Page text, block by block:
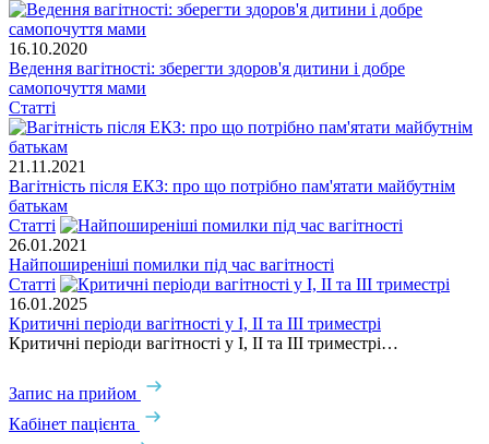
16.10.2020
Ведення вагітності: зберегти здоров'я дитини і добре
самопочуття мами
Статті
21.11.2021
Вагітність після ЕКЗ: про що потрібно пам'ятати майбутнім
батькам
Статті
26.01.2021
Найпоширеніші помилки під час вагітності
Статті
16.01.2025
Критичні періоди вагітності у І, ІІ та ІІІ триместрі
Критичні періоди вагітності у І, ІІ та ІІІ триместрі…
Запис на прийом
Кабінет пацієнта